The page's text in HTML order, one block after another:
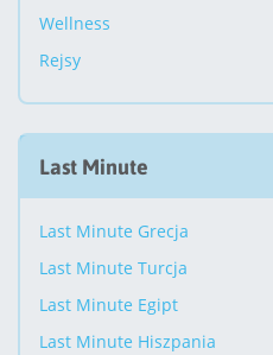
Wellness
Rejsy
Last Minute
Last Minute Grecja
Last Minute Turcja
Last Minute Egipt
Last Minute Hiszpania